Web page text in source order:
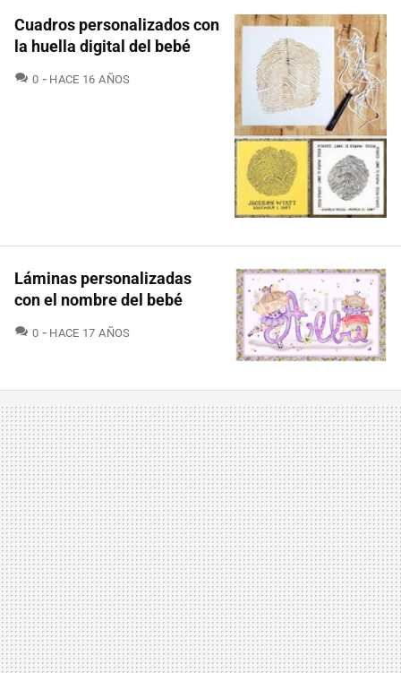
Cuadros personalizados con
la huella digital del bebé
0 COMENTARIOS
HACE 16 AÑOS
Láminas personalizadas
con el nombre del bebé
0 COMENTARIOS
HACE 17 AÑOS